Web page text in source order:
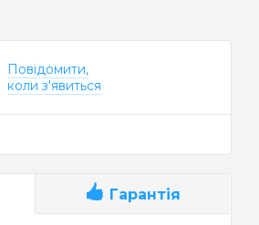
Повідомити,
коли з'явиться
Гарантія